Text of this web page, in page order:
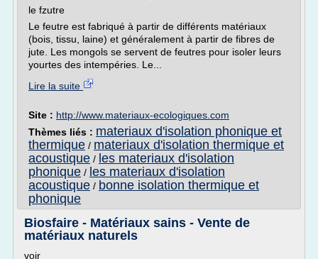
le fzutre
Le feutre est fabriqué à partir de différents matériaux
(bois, tissu, laine) et généralement à partir de fibres de
jute. Les mongols se servent de feutres pour isoler leurs
yourtes des intempéries. Le...
Lire la suite
Site : http://www.materiaux-ecologiques.com
Thèmes liés : materiaux d'isolation phonique et
thermique / materiaux d'isolation thermique et
acoustique / les materiaux d'isolation
phonique / les materiaux d'isolation
acoustique / bonne isolation thermique et
phonique
Biosfaire - Matériaux sains - Vente de
matériaux naturels
voir